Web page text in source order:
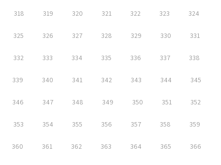
318 319 320 321 322 323 324
325 326 327 328 329 330 331
332 333 334 335 336 337 338
339 340 341 342 343 344 345
346 347 348 349 350 351 352
353 354 355 356 357 358 359
360 361 362 363 364 365 366